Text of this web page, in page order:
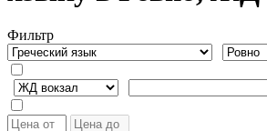
Фильтр